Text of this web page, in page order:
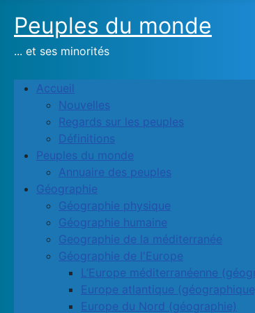
Peuples du monde
... et ses minorités
Accueil
Nouvelles
Regards sur les peuples
Définitions
Peuples du monde
Annuaire des peuples
Géographie
Géographie physique
Géographie humaine
Geographie de la méditerranée
Géographie de l'Europe
L’Europe méditerranéenne
Europe atlantique
Europe du Nord (géographie)